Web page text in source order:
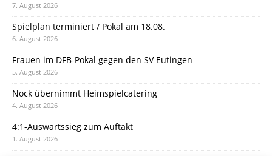
7. August 2026
Spielplan terminiert / Pokal am 18.08.
6. August 2026
Frauen im DFB-Pokal gegen den SV Eutingen
5. August 2026
Nock übernimmt Heimspielcatering
4. August 2026
4:1-Auswärtssieg zum Auftakt
1. August 2026